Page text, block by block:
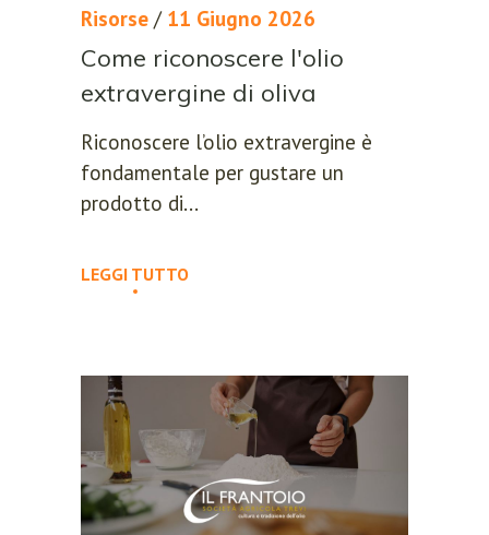
Risorse / 11 Giugno 2026
Come riconoscere l'olio
extravergine di oliva
Riconoscere l’olio extravergine è
fondamentale per gustare un
prodotto di...
LEGGI TUTTO